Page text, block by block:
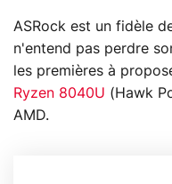
ASRock est un fidèle
n'entend pas perdre
les premières à
Ryzen 8040U (Hawk
AMD.